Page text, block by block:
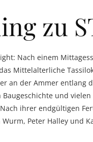
zu
Nach einem
Mittelalterliche
der Ammer entlang
und
ihrer endgültigen
Peter Halley und